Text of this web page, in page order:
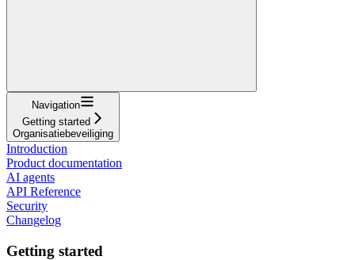
Navigation
Getting started
Organisatiebeveiliging
Introduction
Product documentation
AI agents
API Reference
Security
Changelog
Getting started